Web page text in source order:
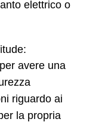
elettrico o
per avere una
riguardo ai
la propria